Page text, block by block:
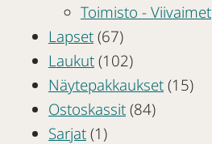
Toimisto - Viivaimet
Lapset (67)
Laukut (102)
Näytepakkaukset (15)
Ostoskassit (84)
Sarjat (1)